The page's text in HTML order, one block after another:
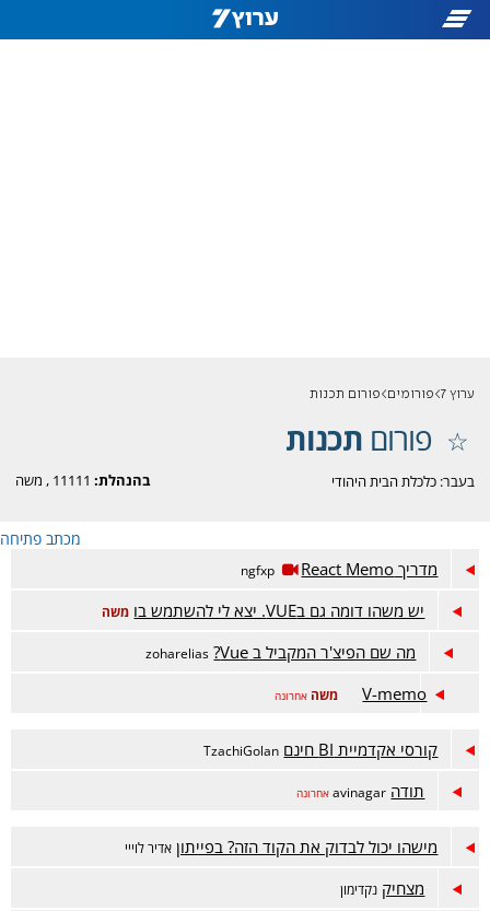
ערוץ 7 פורומים פורום תכנות
פורום תכנות
בהנהלת: 11111
, משה בעבר: כלכלת הבית היהודי
מכתב פתיחה
מדריך React Memo ngfxp
יש משהו דומה גם בVUE. יצא לי להשתמש בו משה
מה שם הפיצ'ר המקביל ב Vue? zoharelias
V-memo משה אחרונה
קורסי אקדמיית BI חינם TzachiGolan
תודה avinagar אחרונה
מישהו יכול לבדוק את הקוד הזה? בפייתון אדיר לוייי
מצחיק נקדימון